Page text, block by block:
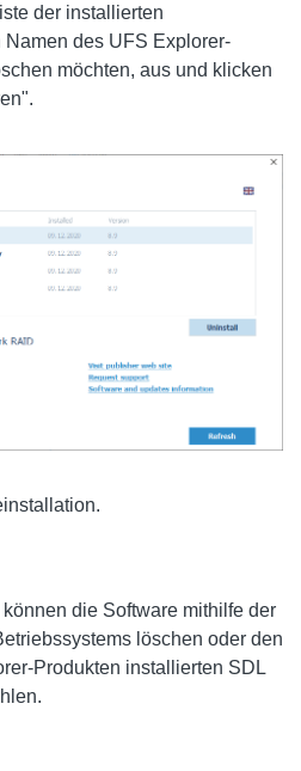
der installierten
Namen des UFS Explorer-
möchten, aus und klicken
die Software mithilfe der
löschen oder den
Produkten installierten SDL